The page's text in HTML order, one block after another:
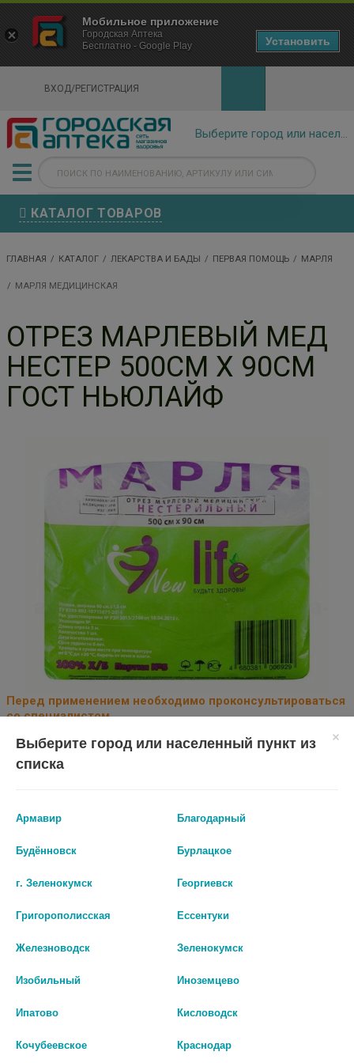
ВХОД/РЕГИСТРАЦИЯ
КАТАЛОГ ТОВАРОВ
ГЛАВНАЯ КАТАЛОГ ЛЕКАРСТВА И БАДЫ ПЕРВАЯ ПОМОЩЬ МАРЛЯ
МАРЛЯ МЕДИЦИНСКАЯ
ОТРЕЗ МАРЛЕВЫЙ МЕД
НЕСТЕР 500СМ Х 90СМ
ГОСТ НЬЮЛАЙФ
Перед применением необходимо проконсультироваться
со специалистом.
Производитель оставляет за собой право изменять внешний вид и
В КОРЗИНУ
Марля медицинская нестерильная 5 метров представляет
×
Городская Аптека Маркетплейс
- In Google Play
Выберите город или населенный пункт из
списка
Армавир Благодарный
Будённовск Бурлацкое
г. Зеленокумск Георгиевск
Григорополисская Ессентуки
Железноводск Зеленокумск
Изобильный Иноземцево
Ипатово Кисловодск
Кочубеевское Краснодар
Мобильное приложение
Городская Аптека
Бесплатно - Google Play
Установить